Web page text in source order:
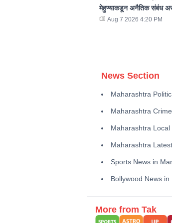
मेहुण्याकडून अनैतिक संबंध
Aug 7 2026 4:20 PM
News Section
Maharashtra
Maharashtra
Maharashtra Local
Maharashtra
Sports News in
Bollywood News in
More from Tak